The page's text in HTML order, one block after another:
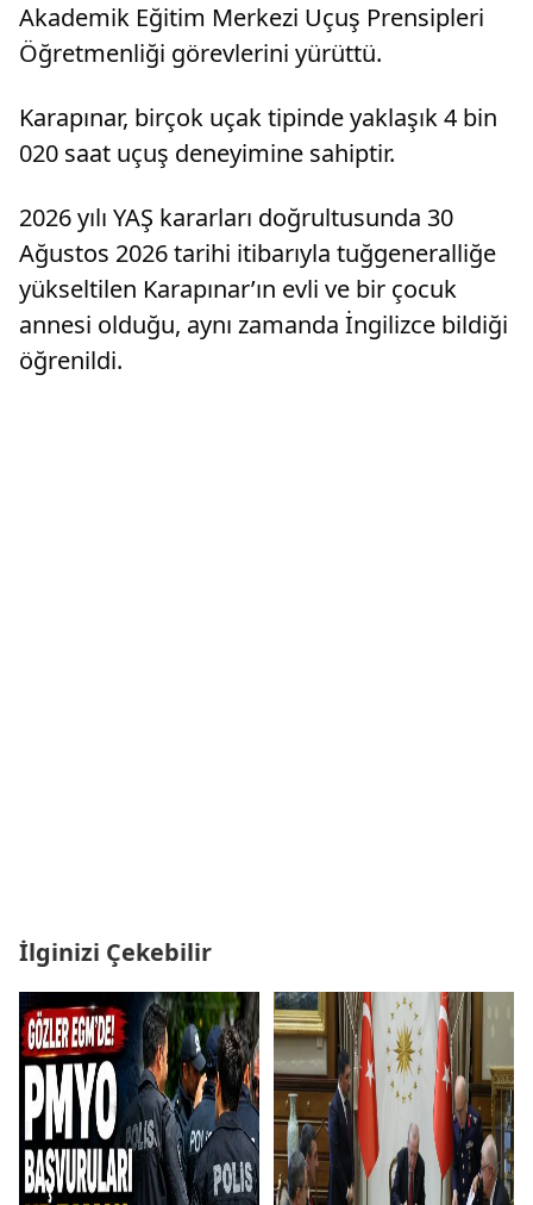
Akademik Eğitim Merkezi Uçuş Prensipleri
Öğretmenliği görevlerini yürüttü.
Karapınar, birçok uçak tipinde yaklaşık 4 bin
020 saat uçuş deneyimine sahiptir.
2026 yılı YAŞ kararları doğrultusunda 30
Ağustos 2026 tarihi itibarıyla tuğgeneralliğe
yükseltilen Karapınar’ın evli ve bir çocuk
annesi olduğu, aynı zamanda İngilizce bildiği
öğrenildi.
İlginizi Çekebilir